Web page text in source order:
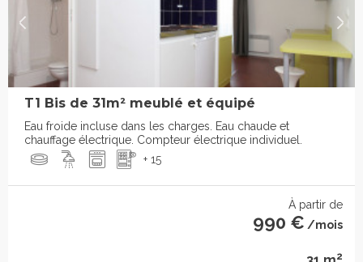
T1 Bis de 31m² meublé et équipé
Eau froide incluse dans les charges. Eau chaude et
chauffage électrique. Compteur électrique individuel.
+ 15
À partir de
990 € /mois
2